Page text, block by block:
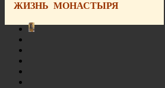
ЖИЗНЬ МОНАСТЫРЯ